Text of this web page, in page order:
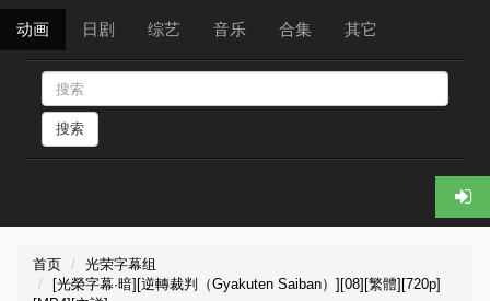
动画 日剧 综艺 音乐 合集 其它
搜索
首页
光荣字幕组
[光榮字幕·暗][逆轉裁判（Gyakuten Saiban）][08][繁體][720p]